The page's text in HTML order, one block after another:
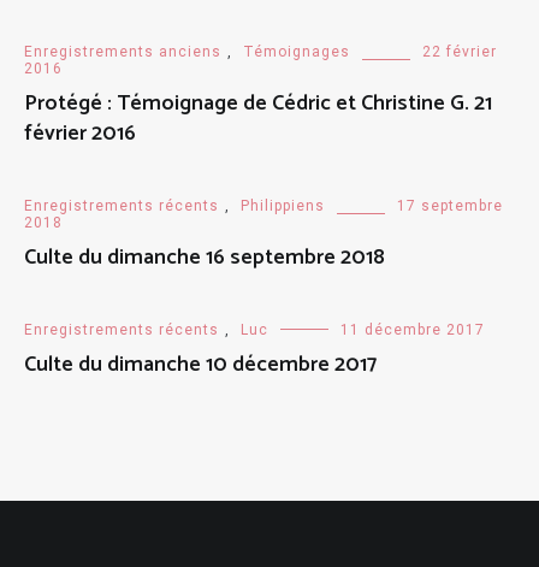
Enregistrements anciens , Témoignages
22 février
2016
Protégé : Témoignage de Cédric et Christine G. 21
février 2016
Enregistrements récents , Philippiens
17 septembre
2018
Culte du dimanche 16 septembre 2018
Enregistrements récents , Luc 11 décembre 2017
Culte du dimanche 10 décembre 2017